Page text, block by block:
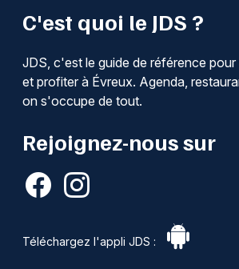
C'est quoi le JDS ?
JDS, c'est le guide de référence
et profiter à Évreux. Agenda,
on s'occupe de tout.
Rejoignez-nous sur
Téléchargez l'appli JDS :